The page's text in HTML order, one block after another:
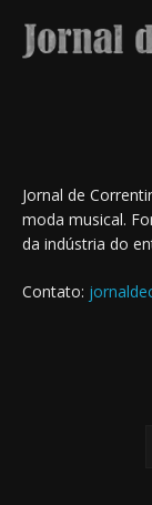
Jornal de
moda musical.
da indústria do
Contato: